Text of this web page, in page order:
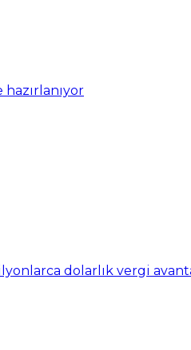
dolarlık vergi